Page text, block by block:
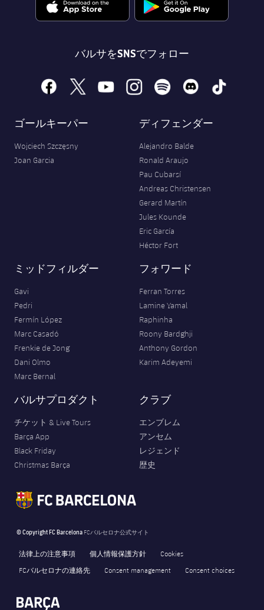
バルサをSNSでフォロー
facebook
x youtubeinstagramspotify discord tiktok
ゴールキーパー
Wojciech Szczęsny
Joan Garcia
ディフェンダー
Alejandro Balde
Ronald Araujo
Pau Cubarsí
Andreas Christensen
Gerard Martín
Jules Kounde
Eric García
Héctor Fort
ミッドフィルダー
Gavi
Pedri
Fermín López
Marc Casadó
Frenkie de Jong
Dani Olmo
Marc Bernal
フォワード
Ferran Torres
Lamine Yamal
Raphinha
Roony Bardghji
Anthony Gordon
Karim Adeyemi
バルサプロダクト
チケット & Live Tours
Barça App
Black Friday
Christmas Barça
クラブ
エンブレム
アンセム
レジェンド
歴史
© Copyright FC Barcelona FCバルセロナ公式サイト
法律上の注意事項 個人情報保護方針
Cookies
FCバルセロナの連絡先
Consent management Consent choices